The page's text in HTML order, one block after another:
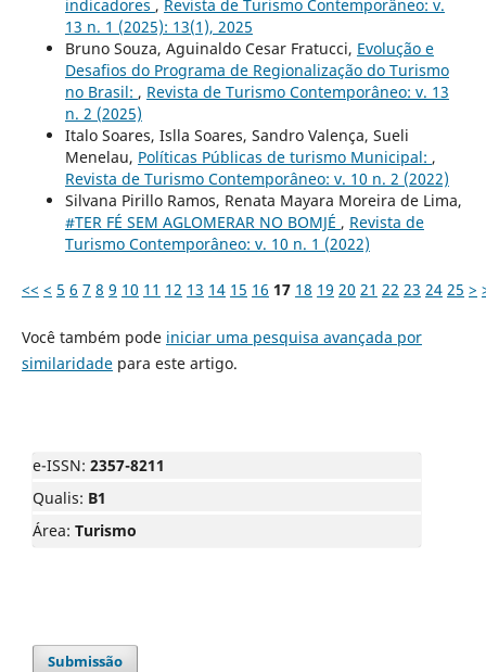
indicadores , Revista de Turismo Contemporâneo: v.
13 n. 1 (2025): 13(1), 2025
Bruno Souza, Aguinaldo Cesar Fratucci, Evolução e
Desafios do Programa de Regionalização do Turismo
no Brasil: , Revista de Turismo Contemporâneo: v. 13
n. 2 (2025)
Italo Soares, Islla Soares, Sandro Valença, Sueli
Menelau, Políticas Públicas de turismo Municipal: ,
Revista de Turismo Contemporâneo: v. 10 n. 2 (2022)
Silvana Pirillo Ramos, Renata Mayara Moreira de Lima,
#TER FÉ SEM AGLOMERAR NO BOMJÉ , Revista de
Turismo Contemporâneo: v. 10 n. 1 (2022)
<< < 5 6 7 8 9 10 11 12 13 14 15 16 17 18 19 20 21 22 23 24 25 >
Você também pode iniciar uma pesquisa avançada por
similaridadepara este artigo.
e-ISSN: 2357-8211
Qualis: B1
Área: Turismo
Submissão